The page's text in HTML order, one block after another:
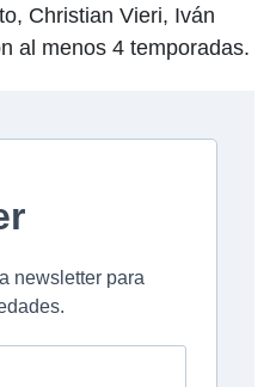
Christian Vieri, Iván
al menos 4 temporadas.